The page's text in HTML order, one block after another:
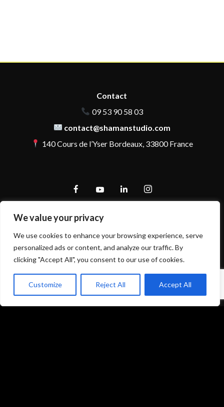
We value your privacy
We use cookies to enhance your browsing experience, serve
personalized ads or content, and analyze our traffic. By
clicking "Accept All", you consent to our use of cookies.
Customize Reject All Accept All
Contact
09 53 90 58 03
contact@shamanstudio.com
140 Cours de l’Yser Bordeaux, 33800 France